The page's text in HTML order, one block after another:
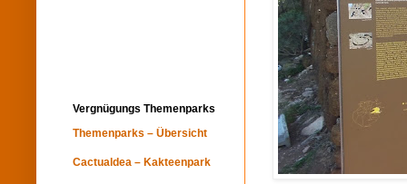
Vergnügungs Themenparks
Themenparks – Übersicht
Cactualdea – Kakteenpark